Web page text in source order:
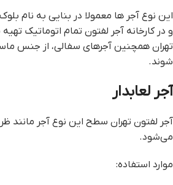
این نوع آجر ها معمولا در بنایی به نام
و در کارخانه آجر لفتون تمام اتوماتیک
تهران همچنین آجرهای سفالی، از جنس
شوند.
آجر لعابدار
آجر لفتون تهران سطح این نوع آجر مانند
می‌شود.
موارد استفاده: